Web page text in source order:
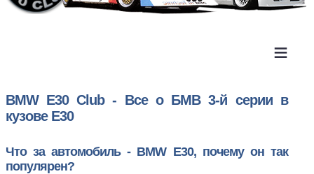
BMW E30 Club - Все о БМВ 3-й серии в
кузове Е30
Что за автомобиль - BMW E30, почему он так
популярен?